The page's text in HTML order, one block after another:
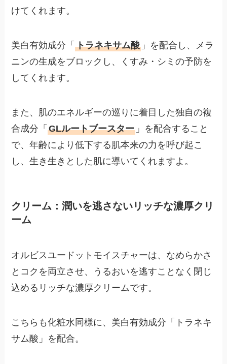
けてくれます。
美白有効成分「トラネキサム酸 」を配合し、メラ
ニンの生成をブロックし、くすみ・シミの予防を
してくれます。
また、肌のエネルギーの巡りに着目した独自の複
合成分「GLルートブースター 」を配合すること
で、年齢により低下する肌本来の力を呼び起こ
し、生き生きとした肌に導いてくれますよ。
クリーム：潤いを逃さないリッチな濃厚クリ
ーム
オルビスユードットモイスチャーは、なめらかさ
とコクを両立させ、うるおいを逃すことなく閉じ
込めるリッチな濃厚クリームです。
こちらも化粧水同様に、美白有効成分「トラネキ
サム酸」を配合。